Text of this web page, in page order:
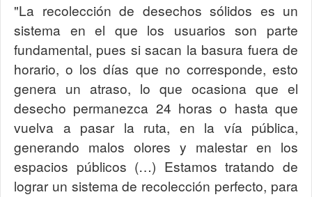
"La recolección de desechos sólidos es un
sistema en el que los usuarios son parte
fundamental, pues si sacan la basura fuera de
horario, o los días que no corresponde, esto
genera un atraso, lo que ocasiona que el
desecho permanezca 24 horas o hasta que
vuelva a pasar la ruta, en la vía pública,
generando malos olores y malestar en los
espacios públicos (…) Estamos tratando de
lograr un sistema de recolección perfecto, para